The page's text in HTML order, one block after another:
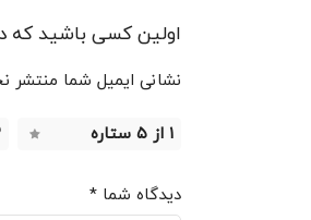
اولین کسی باشید که
نشانی ایمیل شما منتشر
۱ از ۵ ستاره ۲
دیدگاه شما *